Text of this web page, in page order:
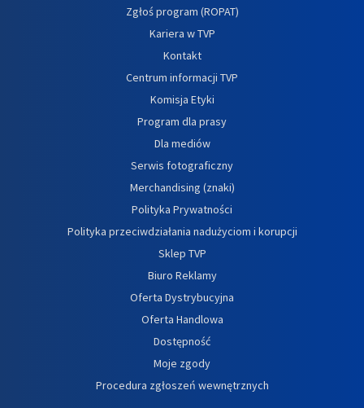
Zgłoś program (ROPAT)
Kariera w TVP
Kontakt
Centrum informacji TVP
Komisja Etyki
Program dla prasy
Dla mediów
Serwis fotograficzny
Merchandising (znaki)
Polityka Prywatności
Polityka przeciwdziałania nadużyciom i korupcji
Sklep TVP
Biuro Reklamy
Oferta Dystrybucyjna
Oferta Handlowa
Dostępność
Moje zgody
Procedura zgłoszeń wewnętrznych